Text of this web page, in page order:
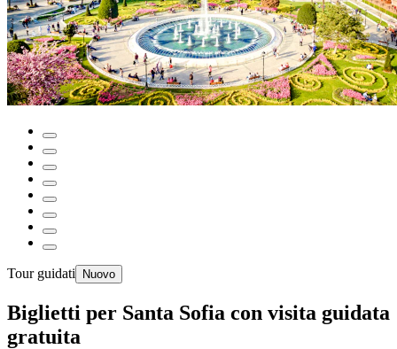
Tour guidati Nuovo
Biglietti per Santa Sofia con visita guidata
gratuita